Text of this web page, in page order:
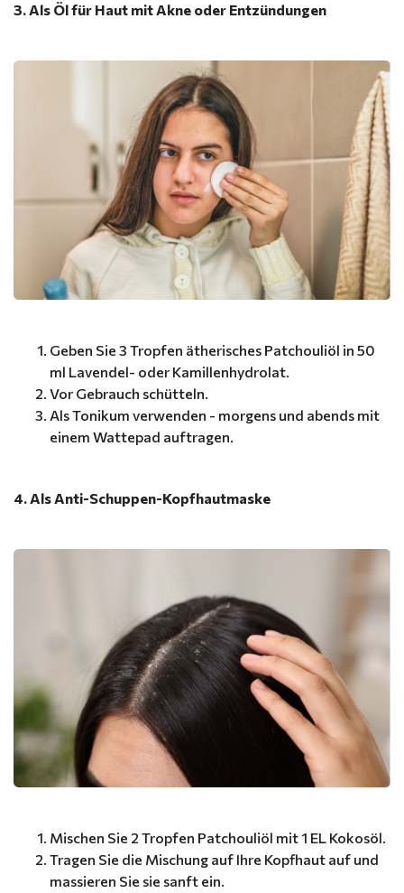
3. Als Öl für Haut mit Akne oder Entzündungen
Geben Sie 3 Tropfen ätherisches Patchouliöl in 50
ml Lavendel- oder Kamillenhydrolat.
Vor Gebrauch schütteln.
Als Tonikum verwenden - morgens und abends mit
einem Wattepad auftragen.
4. Als Anti-Schuppen-Kopfhautmaske
Mischen Sie 2 Tropfen Patchouliöl mit 1 EL Kokosöl.
Tragen Sie die Mischung auf Ihre Kopfhaut auf und
massieren Sie sie sanft ein.